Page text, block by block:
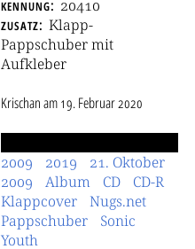
kennung 20410
zusatz Klapp-
Pappschuber mit
Aufkleber
Krischanam19. Februar 2020
2009 2019
21. Oktober
2009
Album CD
CD-R
Klappcover
Nugs.net
Pappschuber
Sonic
Youth